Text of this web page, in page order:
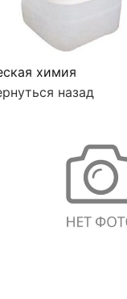
химия
назад